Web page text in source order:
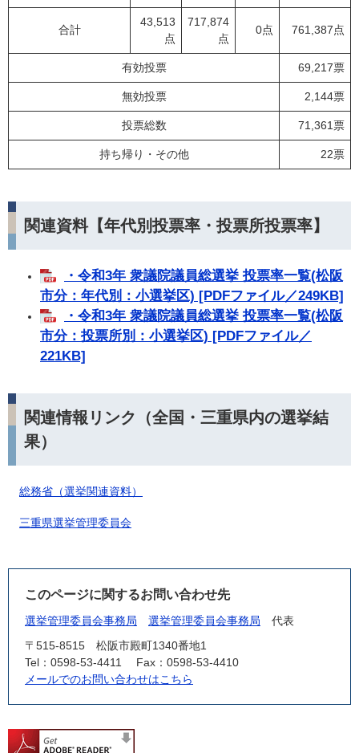
合計
43,513
点
717,874
点
0点 761,387点
有効投票 69,217票
無効投票 2,144票
投票総数 71,361票
持ち帰り・その他 22票
関連資料【年代別投票率・投票所投票率】
・令和3年 衆議院議員総選挙 投票率一覧(松阪
市分：年代別：小選挙区) [PDFファイル／249KB]
・令和3年 衆議院議員総選挙 投票率一覧(松阪
市分：投票所別：小選挙区) [PDFファイル／
221KB]
関連情報リンク（全国・三重県内の選挙結
果）
総務省（選挙関連資料）
三重県選挙管理委員会
このページに関するお問い合わせ先
選挙管理委員会事務局 選挙管理委員会事務局
代表
〒515-8515
松阪市殿町1340番地1
Tel：0598-53-4411
Fax：0598-53-4410
メールでのお問い合わせはこちら